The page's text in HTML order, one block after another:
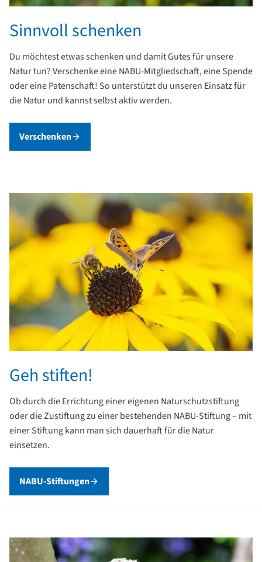
Sinnvoll schenken
Du möchtest etwas schenken und damit Gutes für unsere
Natur tun? Verschenke eine NABU-Mitgliedschaft, eine Spende
oder eine Patenschaft! So unterstützt du unseren Einsatz für
die Natur und kannst selbst aktiv werden.
Verschenken
Geh stiften!
Ob durch die Errichtung einer eigenen Naturschutzstiftung
oder die Zustiftung zu einer bestehenden NABU-Stiftung – mit
einer Stiftung kann man sich dauerhaft für die Natur
einsetzen.
NABU-Stiftungen